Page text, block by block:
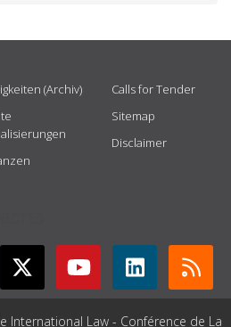
(Archiv)
Calls for Tender
Sitemap
Disclaimer
International Law - Conférence de La